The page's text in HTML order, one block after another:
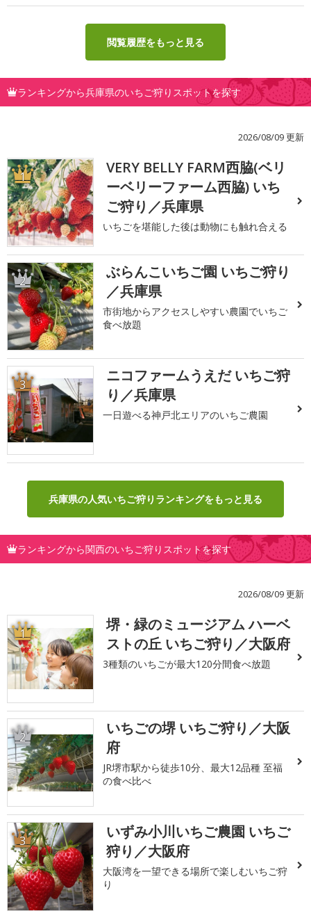
閲覧履歴をもっと見る
ランキングから兵庫県のいちご狩りスポットを探す
2026/08/09 更新
1
VERY BELLY FARM西脇(ベリ
ーベリーファーム西脇) いち
ご狩り／兵庫県
いちごを堪能した後は動物にも触れ合える
2
ぶらんこいちご園 いちご狩り
／兵庫県
市街地からアクセスしやすい農園でいちご
食べ放題
3
ニコファームうえだ いちご狩
り／兵庫県
一日遊べる神戸北エリアのいちご農園
兵庫県の人気いちご狩りランキングをもっと見る
ランキングから関西のいちご狩りスポットを探す
2026/08/09 更新
1
堺・緑のミュージアム ハーベ
ストの丘 いちご狩り／大阪府
3種類のいちごが最大120分間食べ放題
2
いちごの堺 いちご狩り／大阪
府
JR堺市駅から徒歩10分、最大12品種 至福
の食べ比べ
3
いずみ小川いちご農園 いちご
狩り／大阪府
大阪湾を一望できる場所で楽しむいちご狩
り